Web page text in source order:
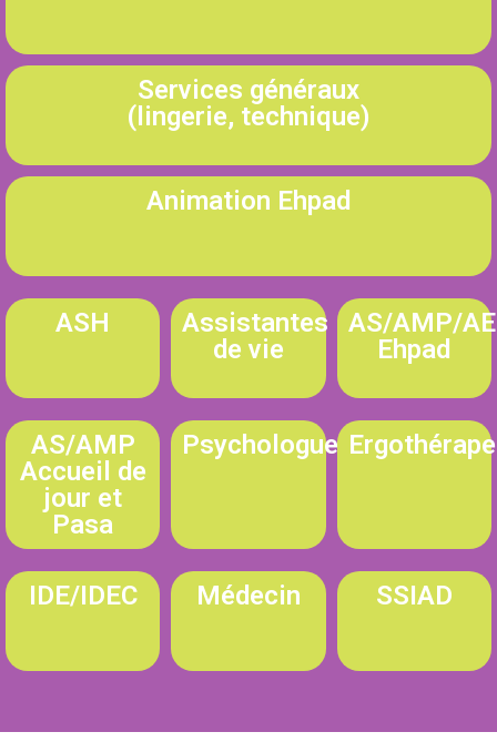
Services généraux
(lingerie, technique)
Animation Ehpad
ASH
Assistantes
de vie
AS/AMP/
Ehpad
AS/AMP
Accueil de
jour et
Pasa
Psychologue
IDE/IDEC Médecin SSIAD